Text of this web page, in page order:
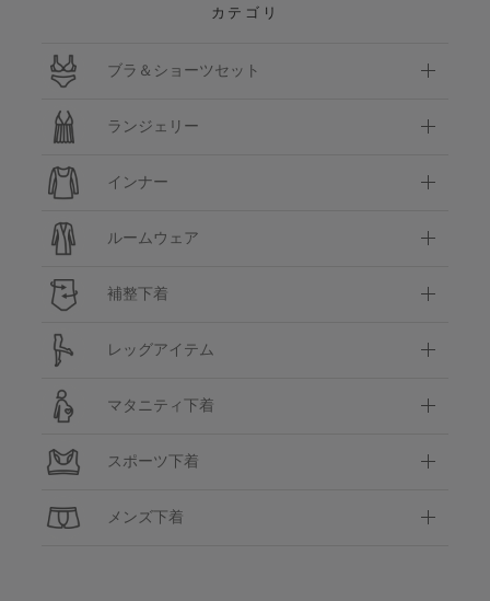
カテゴリ
ブラ＆ショーツセット
ランジェリー
インナー
ルームウェア
補整下着
レッグアイテム
マタニティ下着
スポーツ下着
メンズ下着